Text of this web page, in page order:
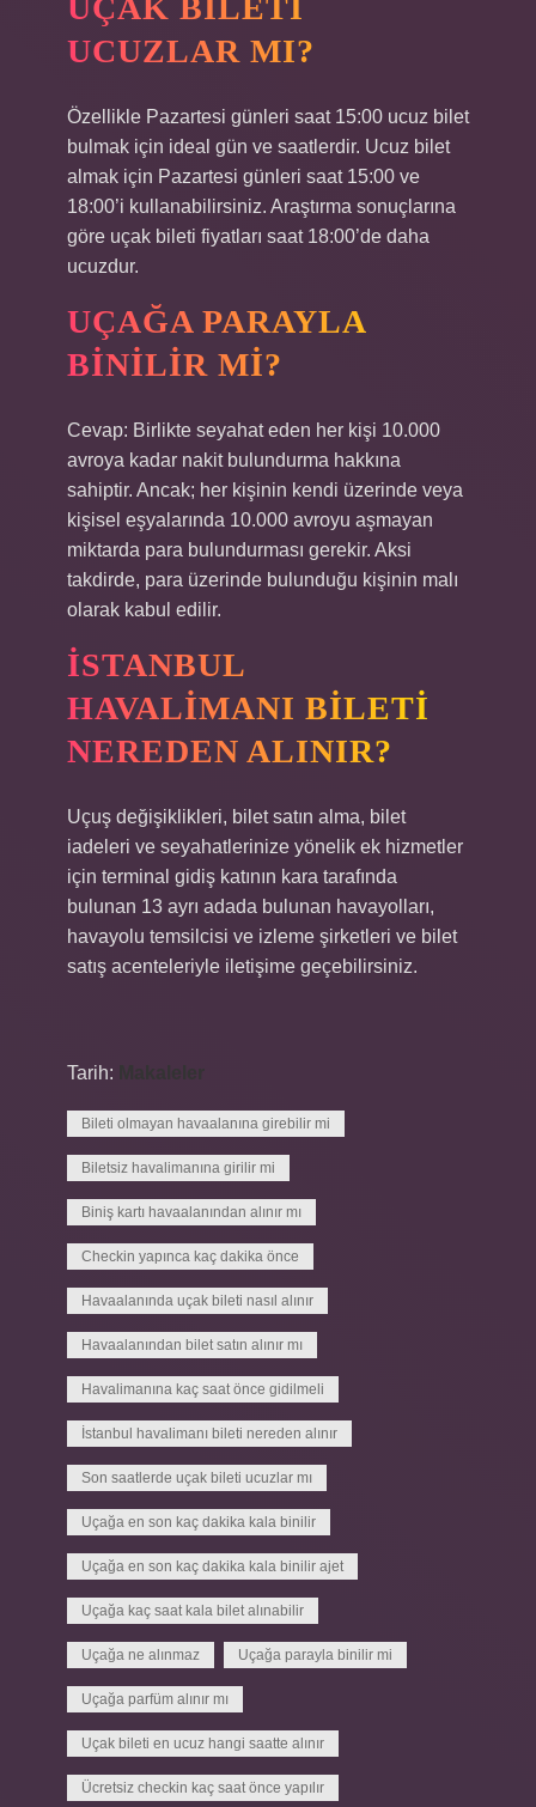
UÇAK BILETI
UCUZLAR MI?
Özellikle Pazartesi günleri saat 15:00 ucuz bilet
bulmak için ideal gün ve saatlerdir. Ucuz bilet
almak için Pazartesi günleri saat 15:00 ve
18:00’i kullanabilirsiniz. Araştırma sonuçlarına
göre uçak bileti fiyatları saat 18:00’de daha
ucuzdur.
UÇAĞA PARAYLA
BINILIR MI?
Cevap: Birlikte seyahat eden her kişi 10.000
avroya kadar nakit bulundurma hakkına
sahiptir. Ancak; her kişinin kendi üzerinde veya
kişisel eşyalarında 10.000 avroyu aşmayan
miktarda para bulundurması gerekir. Aksi
takdirde, para üzerinde bulunduğu kişinin malı
olarak kabul edilir.
İSTANBUL
HAVALIMANI BILETI
NEREDEN ALINIR?
Uçuş değişiklikleri, bilet satın alma, bilet
iadeleri ve seyahatlerinize yönelik ek hizmetler
için terminal gidiş katının kara tarafında
bulunan 13 ayrı adada bulunan havayolları,
havayolu temsilcisi ve izleme şirketleri ve bilet
satış acenteleriyle iletişime geçebilirsiniz.
Tarih:
Bileti olmayan havaalanına girebilir mi
Biletsiz havalimanına girilir mi
Biniş kartı havaalanından alınır mı
Checkin yapınca kaç dakika önce
Havaalanında uçak bileti nasıl alınır
Havaalanından bilet satın alınır mı
Havalimanına kaç saat önce gidilmeli
İstanbul havalimanı bileti nereden alınır
Son saatlerde uçak bileti ucuzlar mı
Uçağa en son kaç dakika kala binilir
Uçağa en son kaç dakika kala binilir ajet
Uçağa kaç saat kala bilet alınabilir
Uçağa ne alınmaz Uçağa parayla binilir mi
Uçağa parfüm alınır mı
Uçak bileti en ucuz hangi saatte alınır
Ücretsiz checkin kaç saat önce yapılır